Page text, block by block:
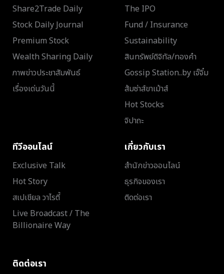
Share2Trade Daily
Stock Daily Journal
Premium Stock
Wealth Sharing Daily
ภาพข่าวประชาสัมพันธ์
เรื่องเด่นวันนี้
The IPO
Fund / Insurance
Sustainability
สินทรัพย์ดิจิทัล/ทองคำ
Gossip Station..by เจ๊จิ๋ม
ส้มซ่าส์ขาเม้าส์
Hot Stocks
จิปาถะ
ทีวีออนไลน์
Exclusive Talk
Hot Story
สเปเชียล วาไรตี้
Live Broadcast / The
Billionaire Way
เกี่ยวกับเรา
สำนักข่าวออนไลน์
ธุรกิจของเรา
ติดต่อเรา
ติดต่อเรา